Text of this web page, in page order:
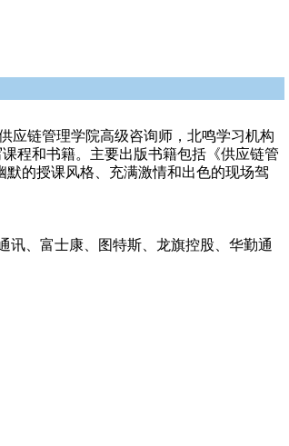
应链管理学院高级咨询师，北鸣学习机构
程和书籍。主要出版书籍包括《供应链管
的授课风格、充满激情和出色的现场驾
讯、富士康、图特斯、龙旗控股、华勤通